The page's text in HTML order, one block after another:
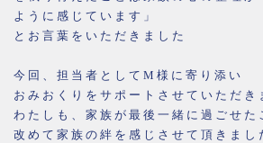
ように感じています」
とお言葉をいただきました
今回、担当者としてM様に寄り添い
おみおくりをサポートさせていただき
わたしも、家族が最後一緒に過ごせた
改めて家族の絆を感じさせて頂きまし